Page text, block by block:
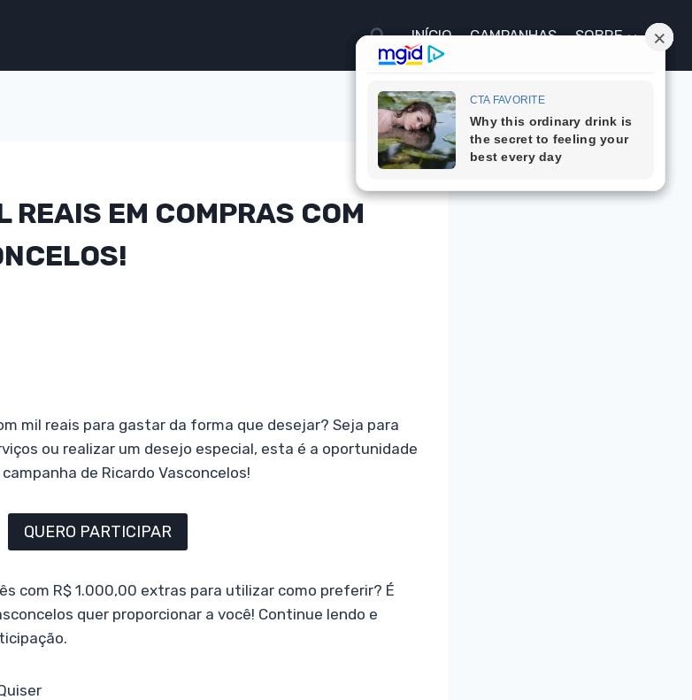
INÍCIO CAMPANHAS SOBRE
REAIS EM COMPRAS COM
mil reais para gastar da forma que desejar? Seja para
ou realizar um desejo especial, esta é a oportunidade
de Ricardo Vasconcelos!
QUERO PARTICIPAR
com R$ 1.000,00 extras para utilizar como preferir? É
quer proporcionar a você! Continue lendo e